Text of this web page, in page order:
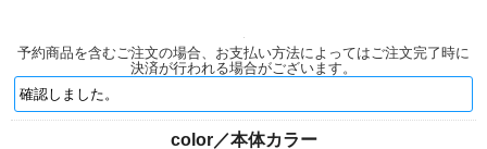
予約商品を含むご注文の場合、お支払い方法によってはご注文完了時に
決済が行われる場合がございます。
color／本体カラー